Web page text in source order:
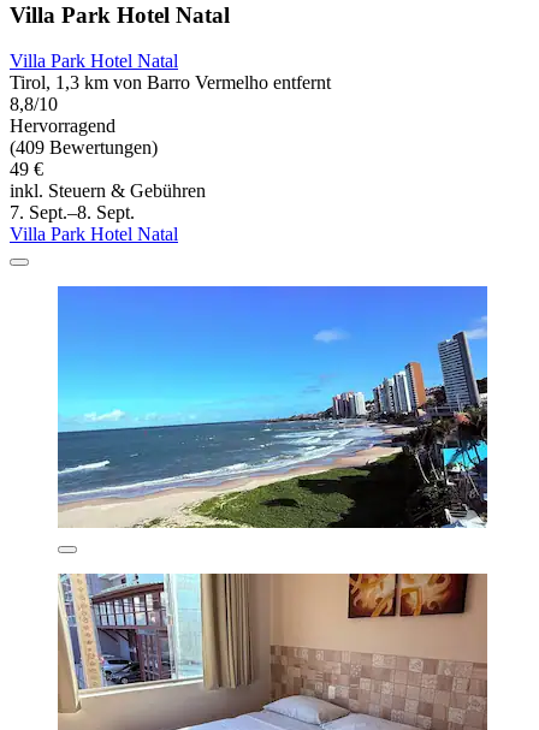
Villa Park Hotel Natal
Villa Park Hotel Natal
Tirol, 1,3 km von Barro Vermelho entfernt
8,8/10
Hervorragend
(409 Bewertungen)
49 €
inkl. Steuern & Gebühren
7. Sept.–8. Sept.
Villa Park Hotel Natal